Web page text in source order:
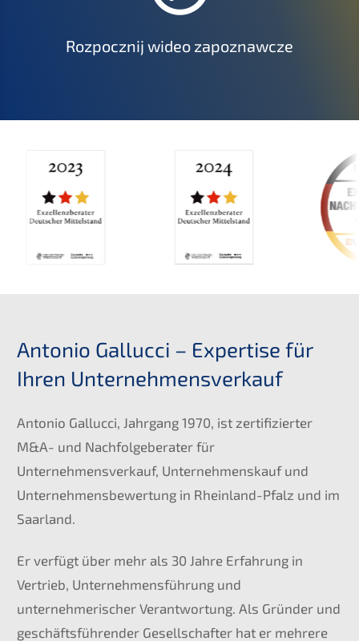
Rozpocznij wideo zapoznawcze
Antonio Gallucci – Expertise für
Ihren Unternehmensverkauf
Antonio Gallucci, Jahrgang 1970, ist zertifizierter
M&A- und Nachfolgeberater für
Unternehmensverkauf, Unternehmenskauf und
Unternehmensbewertung in Rheinland-Pfalz und im
Saarland.
Er verfügt über mehr als 30 Jahre Erfahrung in
Vertrieb, Unternehmensführung und
unternehmerischer Verantwortung. Als Gründer und
geschäftsführender Gesellschafter hat er mehrere